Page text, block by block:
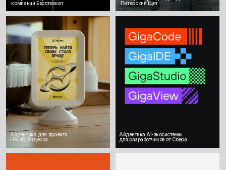
Айдентика для сервиса доставки
еды в Милане, Италия
Айдентика для арт-события
СОСЕДИ в Москве